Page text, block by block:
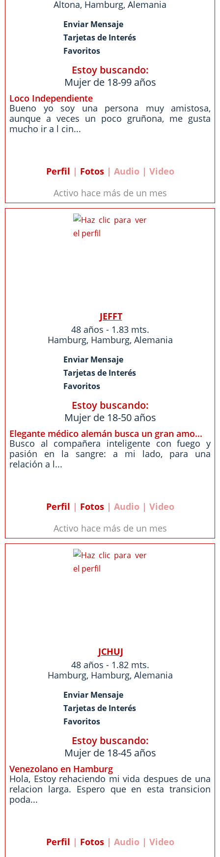
Altona, Hamburg, Alemania
Enviar Mensaje
Tarjetas de Interés
Favoritos
Estoy buscando:
Mujer de 18-99 años
Loco Independiente
Bueno yo soy una persona muy amistosa,
aunque a veces un poco gruñona, me gusta
mucho ir a l cin...
Perfil | Fotos| Audio | Video
Activo hace más de un mes
JEFFT
48 años - 1.83 mts.
Hamburg, Hamburg, Alemania
Enviar Mensaje
Tarjetas de Interés
Favoritos
Estoy buscando:
Mujer de 18-50 años
Elegante médico alemán busca un gran amo...
Busco al compañera inteligente con fuego y
pasión en la sangre: a mi lado, para una
relación a l...
Perfil | Fotos| Audio | Video
Activo hace más de un mes
JCHUJ
48 años - 1.82 mts.
Hamburg, Hamburg, Alemania
Enviar Mensaje
Tarjetas de Interés
Favoritos
Estoy buscando:
Mujer de 18-45 años
Venezolano en Hamburg
Hola, Estoy rehaciendo mi vida despues de una
relacion larga. Espero que en esta transicion
poda...
Perfil | Fotos| Audio | Video